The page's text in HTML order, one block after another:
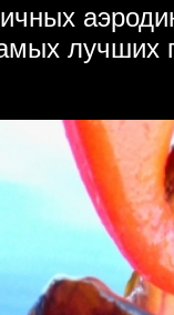
лучших